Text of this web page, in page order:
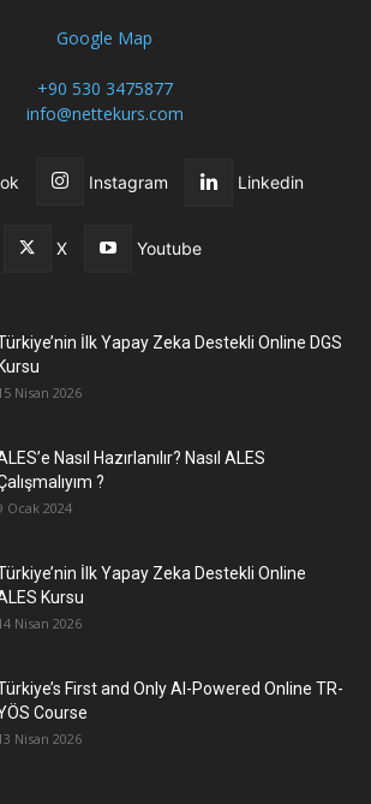
Google Map
+90 530 3475877
info@nettekurs.com
Instagram Linkedin
X Youtube
İlk Yapay Zeka Destekli Online DGS
Nisan 2026
Nasıl Hazırlanılır? Nasıl ALES
?
Ocak 2024
İlk Yapay Zeka Destekli Online
Kursu
Nisan 2026
First and Only AI-Powered Online TR-
Course
Nisan 2026